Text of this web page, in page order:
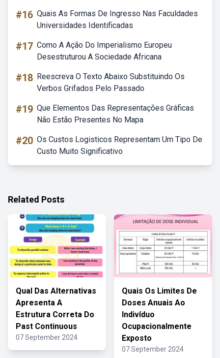
#16 Quais As Formas De Ingresso Nas Faculdades
Universidades Identificadas
#17 Como A Ação Do Imperialismo Europeu
Desestruturou A Sociedade Africana
#18 Reescreva O Texto Abaixo Substituindo Os
Verbos Grifados Pelo Passado
#19 Que Elementos Das Representações Gráficas
Não Estão Presentes No Mapa
#20 Os Custos Logisticos Representam Um Tipo De
Custo Muito Significativo
Related Posts
Qual Das Alternativas
Apresenta A
Estrutura Correta Do
Past Continuous
07 September 2024
Quais Os Limites De
Doses Anuais Ao
Indivíduo
Ocupacionalmente
Exposto
07 September 2024